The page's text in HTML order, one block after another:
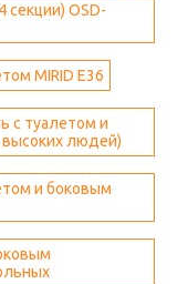
секции) OSD-
MIRID E36
с туалетом и
высоких людей)
и боковым